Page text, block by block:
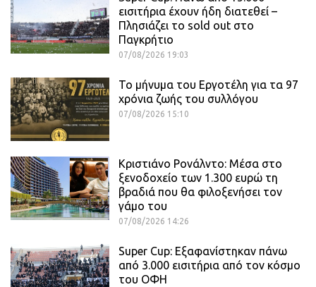
εισιτήρια έχουν ήδη διατεθεί –
Πλησιάζει το sold out στο
Παγκρήτιο
07/08/2026 19:03
Το μήνυμα του Εργοτέλη για τα 97
χρόνια ζωής του συλλόγου
07/08/2026 15:10
Κριστιάνο Ρονάλντο: Μέσα στο
ξενοδοχείο των 1.300 ευρώ τη
βραδιά που θα φιλοξενήσει τον
γάμο του
07/08/2026 14:26
Super Cup: Εξαφανίστηκαν πάνω
από 3.000 εισιτήρια από τον κόσμο
του ΟΦΗ